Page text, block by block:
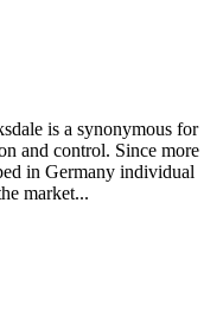
is a synonymous for
and control. Since more
in Germany individual
market...